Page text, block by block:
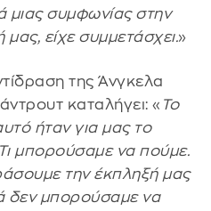
συμφωνίας στην
είχε συμμετάσχει.»
της Άνγκελα
καταλήγει: « Το
ήταν για μας το
μπορούσαμε να πούμε.
την έκπληξή μας
δεν μπορούσαμε να